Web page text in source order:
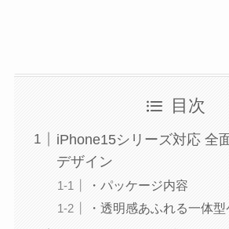
目次
iPhone15シリーズ対応 全
デザイン
・パッケージ内容
・透明感あふれる一体型